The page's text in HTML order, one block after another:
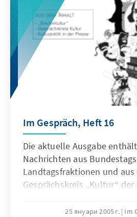
will, ist herzlich eingeladen,
Ausgabe aus dem Netz zu
Im Gespräch, Heft 16
Die aktuelle Ausgabe
Nachrichten aus
Landtagsfraktionen und aus
Gesprächskreis „Kultur“ der
thematisch gegliederte
25 януари 2005 г. Im